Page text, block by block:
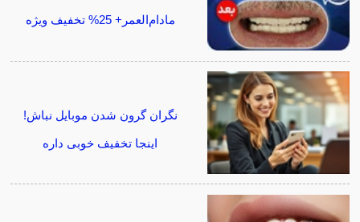
مادام‌العمر+ 25% تخفیف ویژه
نگران گرون شدن موبایل نباش!
اینجا تخفیف خوبی داره